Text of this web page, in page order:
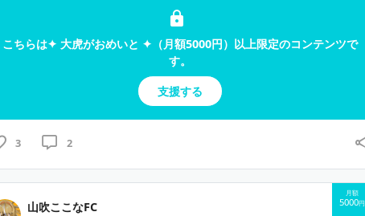
・体調不良や予期せぬトラブルにより更新が遅れてしまう場合がありま
こちらは✦ 大虎がおめいと ✦（月額5000円）以上限定のコンテンツで
す。
支援する
3 2
山吹ここなFC
月額
5000円